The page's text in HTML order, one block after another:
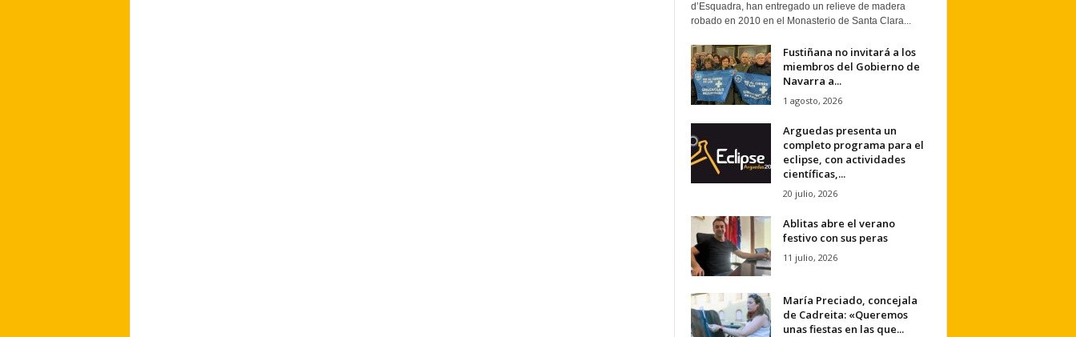
d’Esquadra, han entregado un relieve de madera
robado en 2010 en el Monasterio de Santa Clara...
Fustiñana no invitará a los
miembros del Gobierno de
Navarra a...
1 agosto, 2026
Arguedas presenta un
completo programa para el
eclipse, con actividades
científicas,...
20 julio, 2026
Ablitas abre el verano
festivo con sus peras
11 julio, 2026
María Preciado, concejala
de Cadreita: «Queremos
unas fiestas en las que...